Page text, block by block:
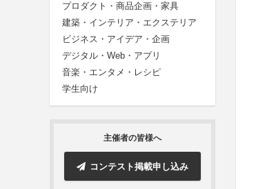
プロダクト・商品企画・家具
建築・インテリア・エクステリア
ビジネス・アイデア・企画
デジタル・Web・アプリ
音楽・エンタメ・レシピ
学生向け
主催者の皆様へ
コンテスト掲載申し込み